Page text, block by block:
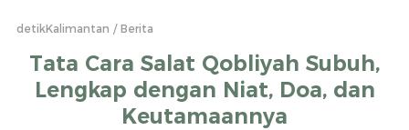
detikKalimantan Berita
Tata Cara Salat Qobliyah Subuh,
Lengkap dengan Niat, Doa, dan
Keutamaannya